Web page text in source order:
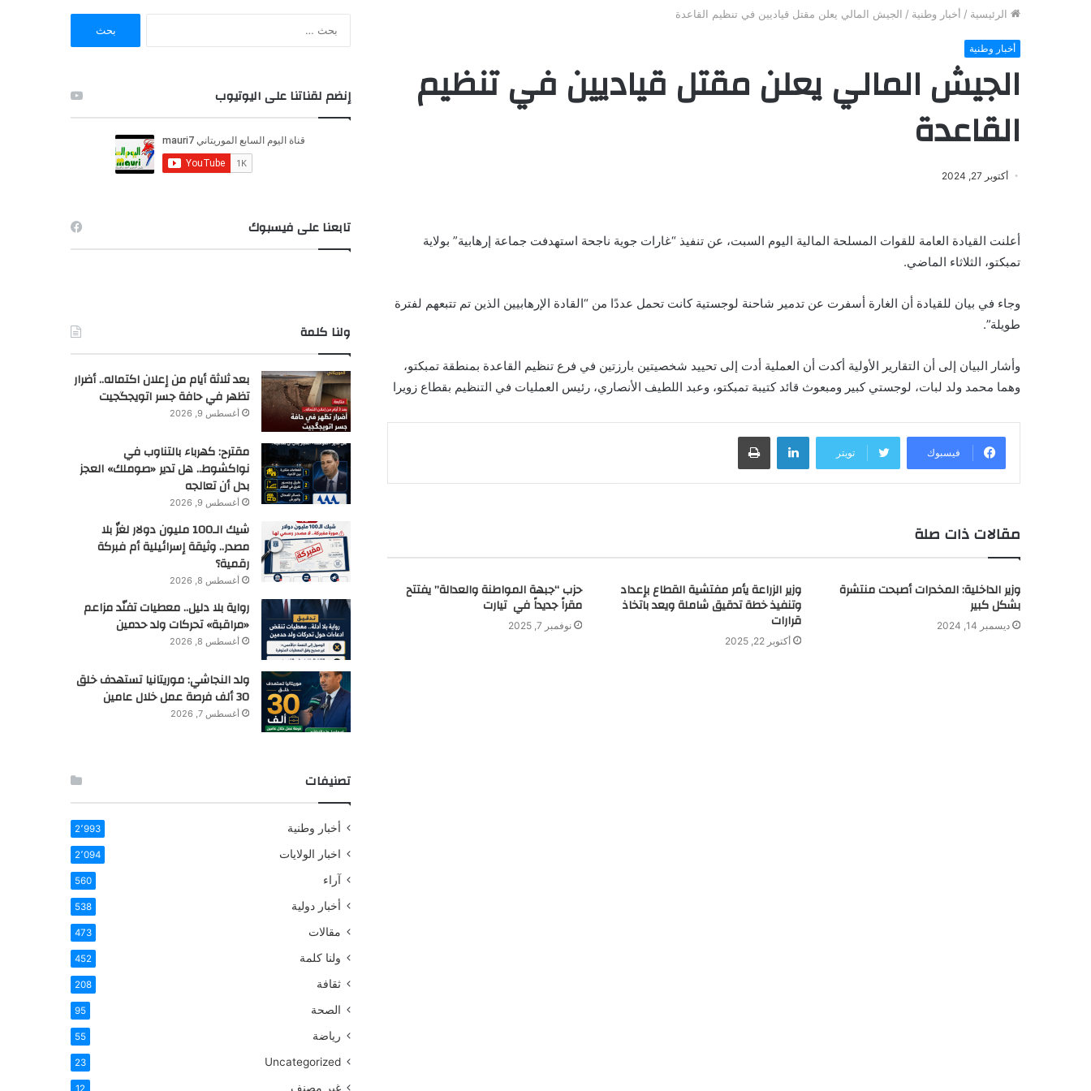
الرئيسية / أخبار وطنية / الجيش المالي يعلن مقتل قياديين في تنظيم القاعدة
أخبار وطنية
الجيش المالي يعلن مقتل قياديين في تنظيم
القاعدة
أكتوبر 27, 2024
أعلنت القيادة العامة للقوات المسلحة المالية اليوم السبت، عن تنفيذ “غارات جوية ناجحة استهدفت جماعة إرهابية” بولاية
تمبكتو، الثلاثاء الماضي.
وجاء في بيان للقيادة أن الغارة أسفرت عن تدمير شاحنة لوجستية كانت تحمل عددًا من “القادة الإرهابيين الذين تم تتبعهم لفترة
طويلة”.
وأشار البيان إلى أن التقارير الأولية أكدت أن العملية أدت إلى تحييد شخصيتين بارزتين في فرع تنظيم القاعدة بمنطقة تمبكتو،
وهما محمد ولد لبات، لوجستي كبير ومبعوث قائد كتيبة تمبكتو، وعبد اللطيف الأنصاري، رئيس العمليات في التنظيم بقطاع زويرا
فيسبوك تويتر
لينكدإن
مقالات ذات صلة
وزير الداخلية: المخدرات أصبحت منتشرة
بشكل كبير
ديسمبر 14, 2024
وزير الزراعة يأمر مفتشية القطاع بإعداد
وتنفيذ خطة تدقيق شاملة ويعد باتخاذ
قرارات
أكتوبر 22, 2025
حزب “جبهة المواطنة والعدالة” يفتتح
مقراً جديداً في تيارت
نوفمبر 7, 2025
:
إنضم لقناتنا على اليوتيوب
تابعنا على فيسبوك
ولنا كلمة
بعد ثلاثة أيام من إعلان اكتماله.. أضرار
تظهر في حافة جسر اتويجگجيت
أغسطس 9, 2026
مقترح: كهرباء بالتناوب في
نواكشوط.. هل تدير «صوملك» العجز
بدل أن تعالجه
أغسطس 9, 2026
شيك الـ100 مليون دولار لغزٌ بلا
مصدر.. وثيقة إسرائيلية أم فبركة
رقمية؟
أغسطس 8, 2026
رواية بلا دليل.. معطيات تفنّد مزاعم
«مراقبة» تحركات ولد حدمين
أغسطس 8, 2026
ولد النجاشي: موريتانيا تستهدف خلق
30 ألف فرصة عمل خلال عامين
أغسطس 7, 2026
تصنيفات
أخبار وطنية 2٬993
اخبار الولايات 2٬094
آراء 560
أخبار دولية 538
مقالات 473
ولنا كلمة 452
ثقافة 208
الصحة 95
رياضة 55
Uncategorized
23
غير مصنف 12